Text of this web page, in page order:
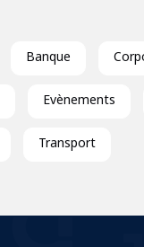
Banque
Evènements
Transport